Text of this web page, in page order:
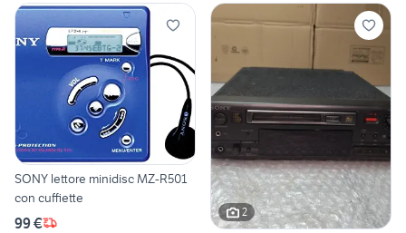
SONY lettore minidisc MZ-R501
con cuffiette
99 €
2